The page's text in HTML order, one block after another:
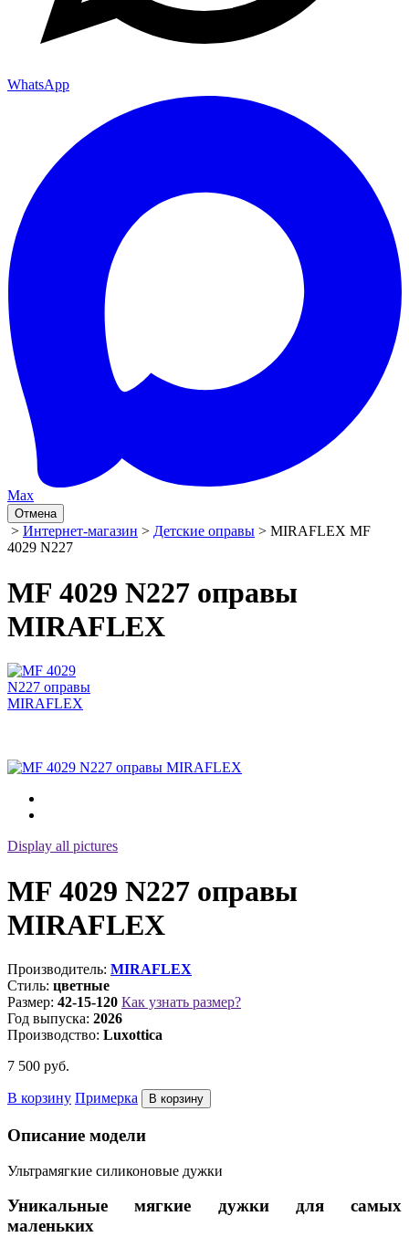
WhatsApp
Max
Отмена
> Интернет-магазин > Детские оправы > MIRAFLEX MF
4029 N227
MF 4029 N227 оправы
MIRAFLEX
Display all pictures
MF 4029 N227 оправы
MIRAFLEX
Производитель: MIRAFLEX
Стиль: цветные
Размер: 42-15-120 Как узнать размер?
Год выпуска: 2026
Производство: Luxottica
7 500 руб.
В корзину Примерка
Описание модели
Ультрамягкие силиконовые дужки
Уникальные мягкие дужки для самых
маленьких